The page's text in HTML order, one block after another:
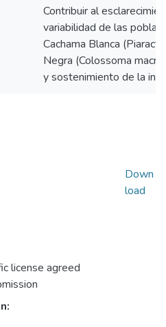
Contribuir al
variabilidad de las
Cachama Blanca
Negra (Colossoma
y sostenimiento de la
license agreed
Down
load